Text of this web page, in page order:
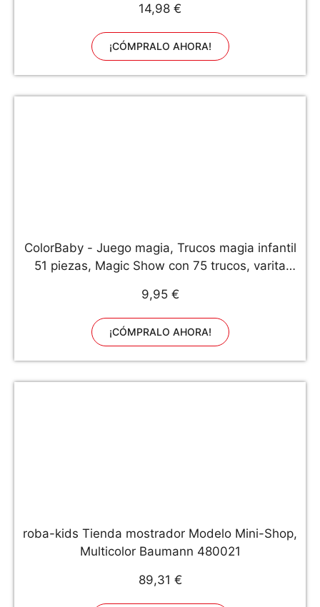
Set de 10 Colores de Fantasía para el Cabello -
Marcado CE
14,98 €
¡CÓMPRALO AHORA!
ColorBaby - Juego magia, Trucos magia infantil
51 piezas, Magic Show con 75 trucos, varita
Juguetes educativos y creativos para niños y
niñas (43756)
9,95 €
¡CÓMPRALO AHORA!
roba-kids Tienda mostrador Modelo Mini-Shop,
Multicolor Baumann 480021
89,31 €